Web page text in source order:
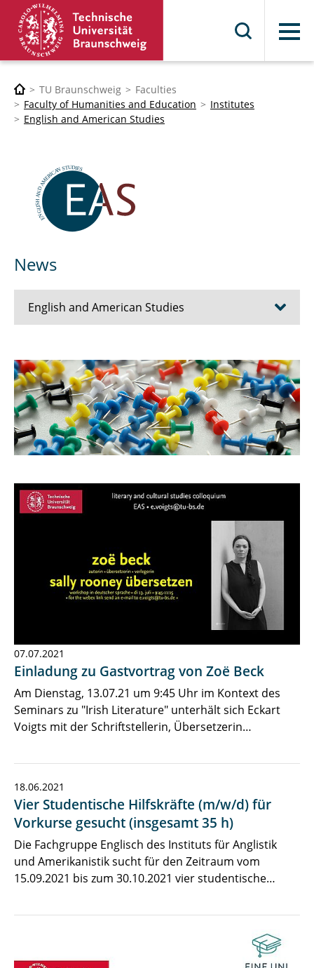
Menu
TU Braunschweig
Faculties
Faculty of Humanities and Education
Institutes
English and American Studies
News
English and American Studies
Dates / Exams
Research
Institute
Team
Prospective Students
Excursions
07.07.2021
Einladung zu Gastvortrag von Zoë Beck
Am Dienstag, 13.07.21 um 9:45 Uhr im Kontext des
Seminars zu "Irish Literature" unterhält sich Eckart
Voigts mit der Schriftstellerin, Übersetzerin…
18.06.2021
Vier Studentische Hilfskräfte (m/w/d) für
Vorkurse gesucht (insgesamt 35 h)
Die Fachgruppe Englisch des Instituts für Anglistik
und Amerikanistik sucht für den Zeitraum vom
15.09.2021 bis zum 30.10.2021 vier studentische…